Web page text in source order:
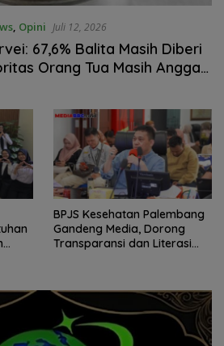
, Opini Juli 12, 2026
67,6% Balita Masih Diberi
Orang Tua Masih Anggap
BPJS Kesehatan Palembang
Gandeng Media, Dorong
Transparansi dan Literasi